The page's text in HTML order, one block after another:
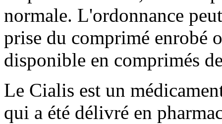
normale. L'ordonnance
prise du comprimé enrobé
disponible en comprimés
Le Cialis est un
qui a été délivré en